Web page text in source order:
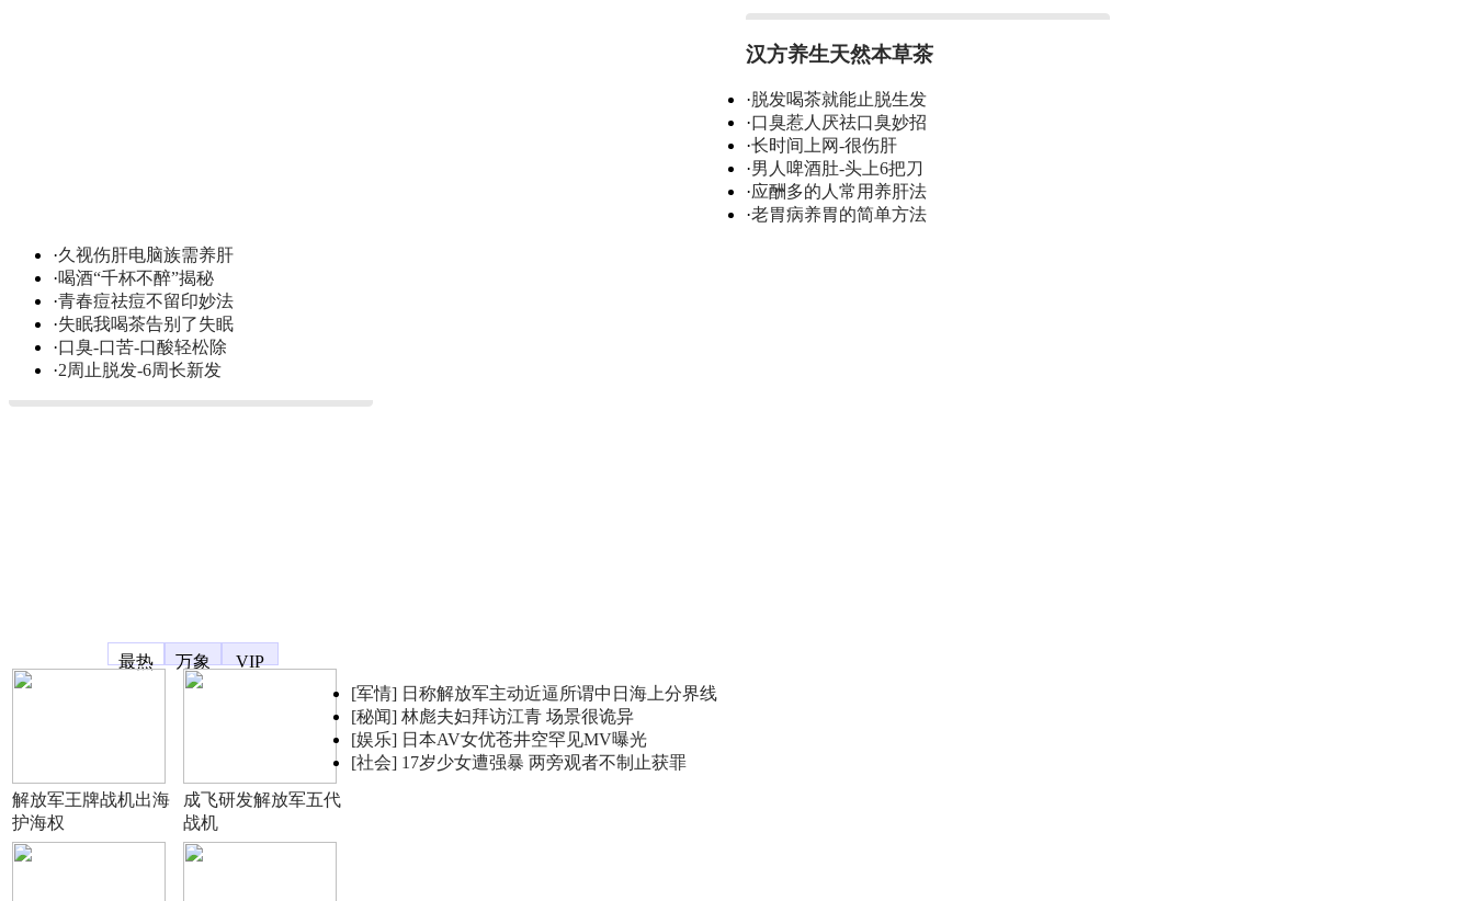
汉方养生天然本草茶
·脱发喝茶就能止脱生发
·口臭惹人厌祛口臭妙招
·长时间上网-很伤肝
·男人啤酒肚-头上6把刀
·应酬多的人常用养肝法
·老胃病养胃的简单方法
·久视伤肝电脑族需养肝
·喝酒“千杯不醉”揭秘
·青春痘祛痘不留印妙法
·失眠我喝茶告别了失眠
·口臭-口苦-口酸轻松除
·2周止脱发-6周长新发
最热
万象 VIP
解放军王牌战机出海
护海权
成飞研发解放军五代
战机
[军情] 日称解放军主动近逼所谓中日海上分界线
[秘闻] 林彪夫妇拜访江青 场景很诡异
[娱乐] 日本AV女优苍井空罕见MV曝光
[社会] 17岁少女遭强暴 两旁观者不制止获罪